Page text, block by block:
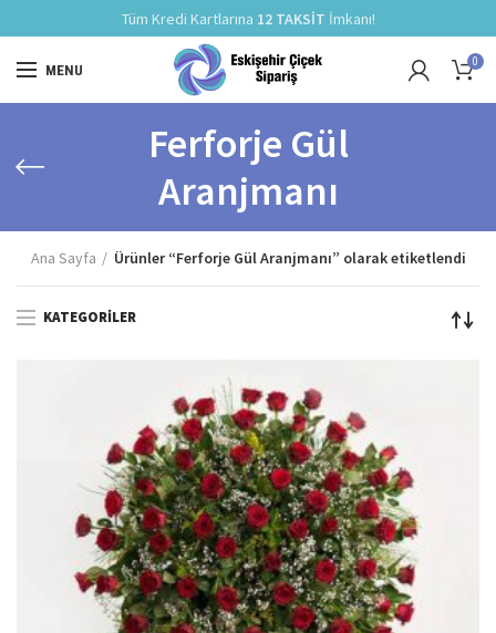
MENU 0
Ferforje Gül
Aranjmanı
Ana Sayfa Ürünler “Ferforje Gül Aranjmanı” olarak etiketlendi
KATEGORILER
Tüm Kredi Kartlarına 12 TAKSİT İmkanı!